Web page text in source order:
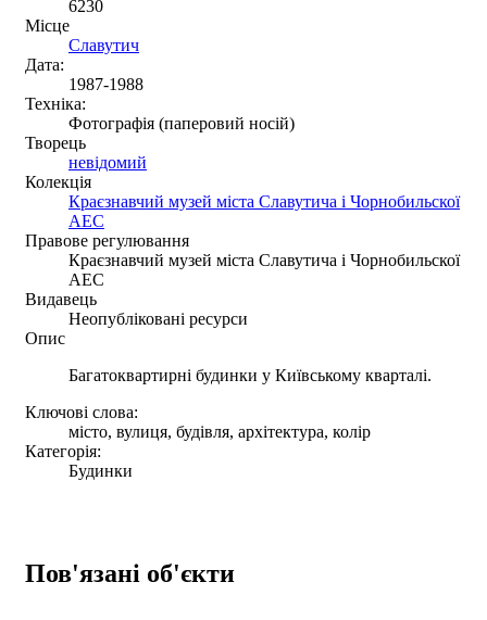
6230
Місце
Славутич
Дата:
1987-1988
Техніка:
Фотографія (паперовий носій)
Творець
невідомий
Колекція
Краєзнавчий музей міста Славутича і Чорнобильскої
АЕС
Правове регулювання
Краєзнавчий музей міста Славутича і Чорнобильскої
АЕС
Видавець
Неопубліковані ресурси
Опис
Багатоквартирні будинки у Київському кварталі.
Ключові слова:
місто, вулиця, будівля, архітектура, колір
Категорія:
Будинки
Пов'язані об'єкти